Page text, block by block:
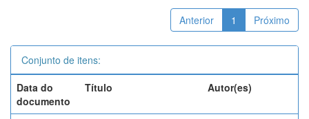
Anterior 1 Próximo
Conjunto de itens:
Data do
documento
Título Autor(es)